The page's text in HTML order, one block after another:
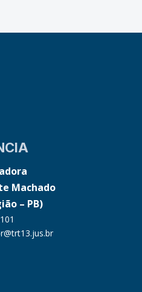
Machado
– PB)